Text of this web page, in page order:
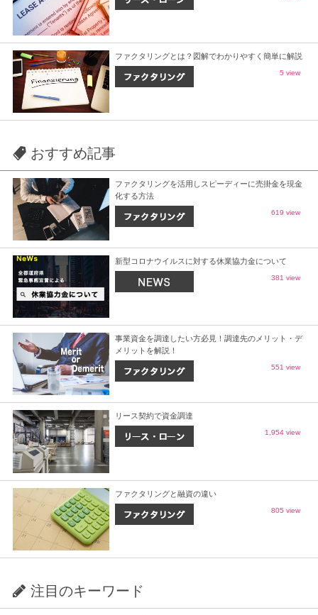
ファクタリングとは？図解でわかりやすく簡単に解説
5 view
おすすめ記事
ファクタリングを活用しスピーディーに売掛金を現金
化する方法
619 view
新型コロナウイルスに対する休業協力金について
381 view
事業資金を調達したい方必見！調達先のメリット・デ
メリットを解説！
551 view
リース契約で資金調達
1,954 view
ファクタリングと融資の違い
805 view
注目のキーワード